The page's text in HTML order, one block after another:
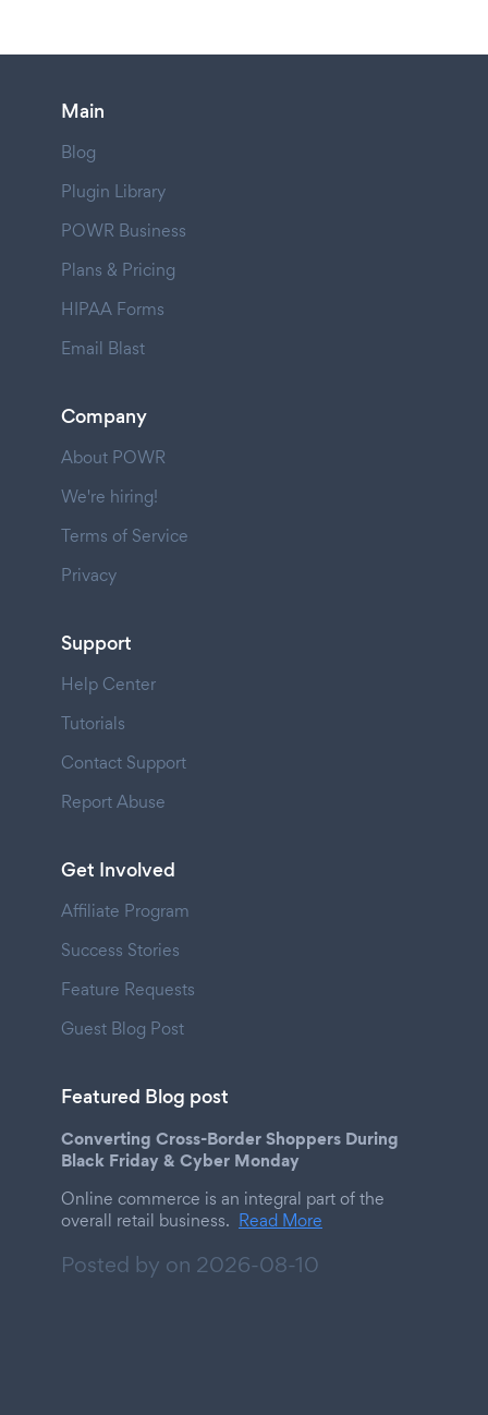
Main
Blog
Plugin Library
POWR Business
Plans & Pricing
HIPAA Forms
Email Blast
Company
About POWR
We're hiring!
Terms of Service
Privacy
Support
Help Center
Tutorials
Contact Support
Report Abuse
Get Involved
Affiliate Program
Success Stories
Feature Requests
Guest Blog Post
Featured Blog post
Converting Cross-Border Shoppers During
Black Friday & Cyber Monday
Online commerce is an integral part of the
overall retail business. Read More
Posted by on 2026-08-10